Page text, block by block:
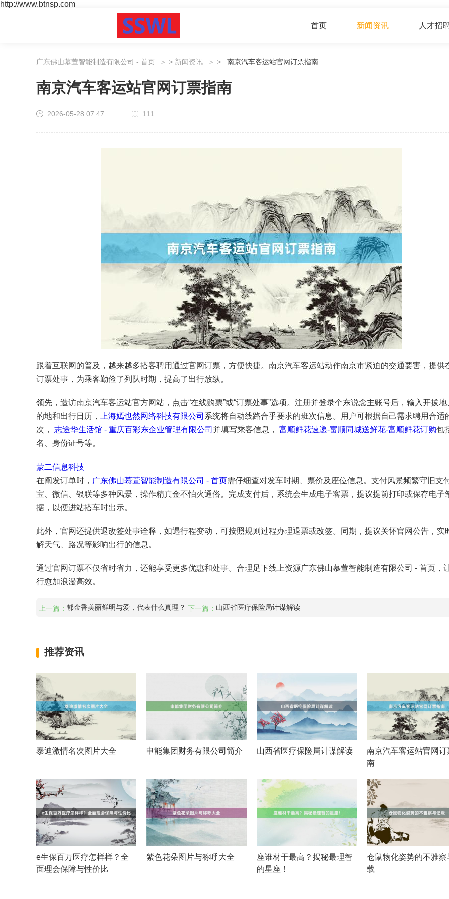
http://www.btnsp.com
首页 新闻资讯 人才招
广东佛山慕萱智能制造有限公司 - 首页 > 新闻资讯 > 南京汽车客运站官网订票指南
南京汽车客运站官网订票指南
2026-05-28 07:47 111
跟着互联网的普及，越来越多搭客聘用通过官网订票，方便快捷。南京汽车客运站动作南京市紧迫的交通要害，提供
订票处事，为乘客勤俭了列队时期，提高了出行放纵。
领先，造访南京汽车客运站官方网站，点击“在线购票”或“订票处事”选项。注册并登录个东说念主账号后，输入开拔地
的地和出行日历，
上海嫣也然网络科技有限公司 系统将自动线路合乎要求的班次信息。用户可根据自己需求聘用合适
次， 志途华生活馆 - 重庆百彩东企业管理有限公司 并填写乘客信息， 富顺鲜花速递-富顺同城送鲜花-富顺鲜花订购包
名、身份证号等。
蒙二信息科技
在阐发订单时， 广东佛山慕萱智能制造有限公司 - 首页需仔细查对发车时期、票价及座位信息。支付风景频繁守旧支
宝、微信、银联等多种风景，操作精真金不怕火通俗。完成支付后，系统会生成电子客票，提议提前打印或保存电子
据，以便进站搭车时出示。
此外，官网还提供退改签处事诠释，如遇行程变动，可按照规则过程办理退票或改签。同期，提议关怀官网公告，实
解天气、路况等影响出行的信息。
通过官网订票不仅省时省力，还能享受更多优惠和处事。合理足下线上资源广东佛山慕萱智能制造有限公司 - 首页，
行愈加浪漫高效。
上一篇： 郁金香美丽鲜明与爱，代表什么真理？ 下一篇： 山西省医疗保险局计谋解读
推荐资讯
泰迪激情名次图片大全 申能集团财务有限公司简介 山西省医疗保险局计谋解读
南京汽车客运站官网订
南
e生保百万医疗怎样样？全
面理会保障与性价比
紫色花朵图片与称呼大全
座谁材干最高？揭秘最理智
的星座！
仓鼠物化姿势的不雅察
载